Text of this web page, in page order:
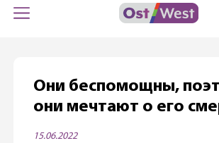
Они беспомощны,
они мечтают о его
15.06.2022